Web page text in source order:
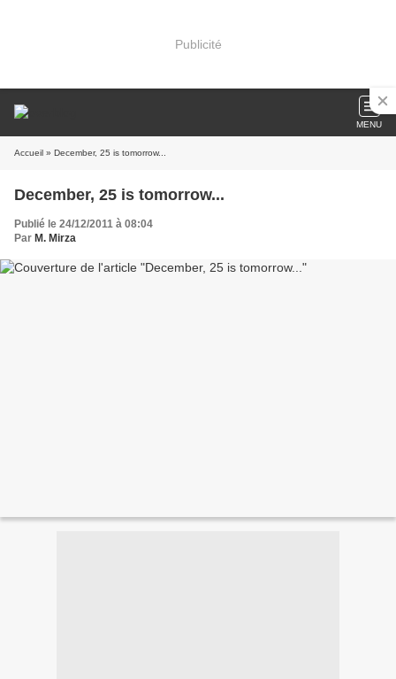
Publicité
MENU
Accueil » December, 25 is tomorrow...
December, 25 is tomorrow...
Publié le 24/12/2011 à 08:04
Par M. Mirza